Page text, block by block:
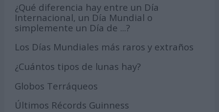
¿Qué diferencia hay entre un Día
Internacional, un Día Mundial o
simplemente un Día de ...?
Los Días Mundiales más raros y extraños
¿Cuántos tipos de lunas hay?
Globos Terráqueos
Últimos Récords Guinness